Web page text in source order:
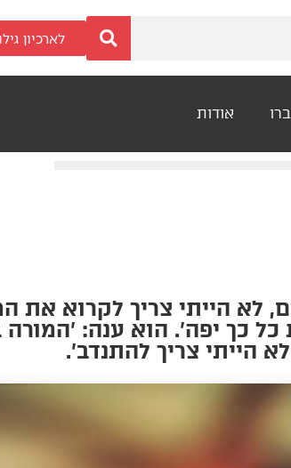
לארכיון
אודות
לא הייתי צריך לקרוא את
כך יפה'. הוא ענה: 'המורה
הייתי צריך להתנדב'.